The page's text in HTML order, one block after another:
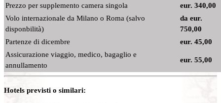
Prezzo per supplemento camera singola
eur. 340,00
Volo internazionale da Milano o Roma (salvo
disponbilità)
da eur.
750,00
Partenze di dicembre
eur. 45,00
Assicurazione viaggio, medico, bagaglio e
annullamento
eur. 55,00
Hotels previsti o similari: